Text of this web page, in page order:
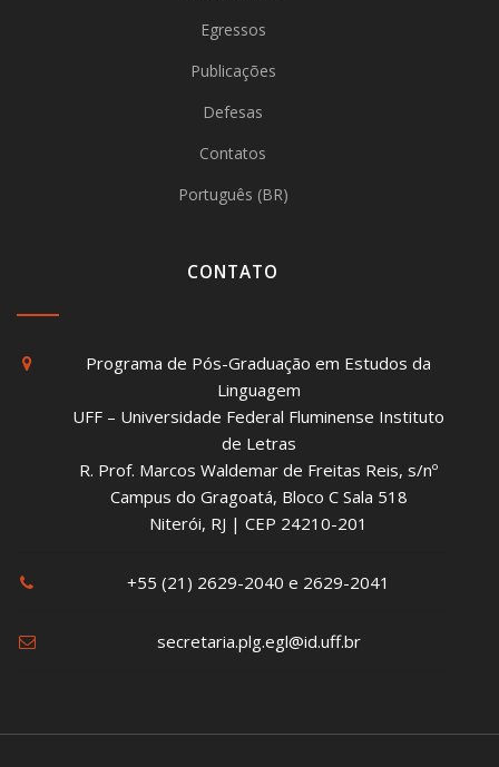
Egressos
Publicações
Defesas
Contatos
Português (BR)
CONTATO
Programa de Pós-Graduação em Estudos da
Linguagem
UFF – Universidade Federal Fluminense Instituto
de Letras
R. Prof. Marcos Waldemar de Freitas Reis, s/nº
Campus do Gragoatá, Bloco C Sala 518
Niterói, RJ | CEP 24210-201
+55 (21) 2629-2040 e 2629-2041
secretaria.plg.egl@id.uff.br